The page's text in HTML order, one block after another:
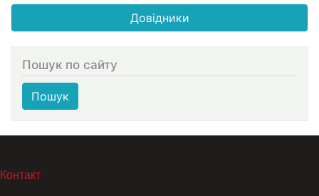
Довідники
Пошук по сайту
Пошук
МЕНЮ В ПОДВАЛЕ
Контакт